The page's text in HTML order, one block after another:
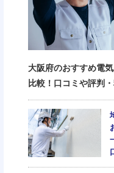
大阪府のおすすめ電
比較！口コミや評判